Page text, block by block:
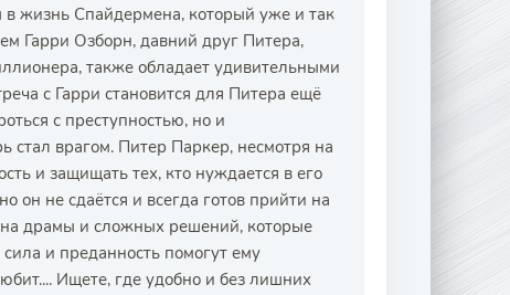
жизнь Спайдермена, который уже и так
Гарри Озборн, давний друг Питера,
также обладает удивительными
с Гарри становится для Питера ещё
с преступностью, но и
стал врагом. Питер Паркер, несмотря на
и защищать тех, кто нуждается в его
он не сдаётся и всегда готов прийти на
драмы и сложных решений, которые
и преданность помогут ему
Ищете, где удобно и без лишних